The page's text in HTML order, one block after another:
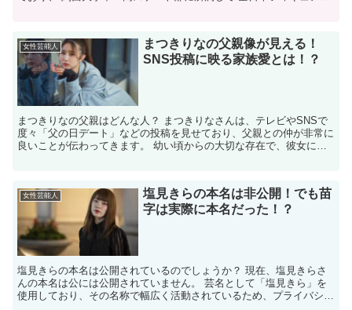
女性芸能人
まつきりなの父親像が見える！
SNS投稿に映る家族愛とは！？
まつきりなの父親はどんな人？ まつきりなさんは、テレビやSNSで
度々「父の日デート」などの投稿を見せており、父親との仲が非常に
良いことが伝わってきます。 幼い頃からの大切な存在で、彼女にと
女性芸能人
塩見きらの本名は非公開！でも苗
字は実際に本名だった！？
塩見きらの本名は公開されているのでしょうか？ 現在、塩見きらさ
んの本名は公には公開されていません。 芸名として「塩見きら」を
使用しており、その名称で幅広く活動されているため、プライバシー